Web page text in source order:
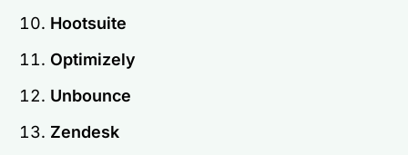
Hootsuite
Optimizely
Unbounce
Zendesk